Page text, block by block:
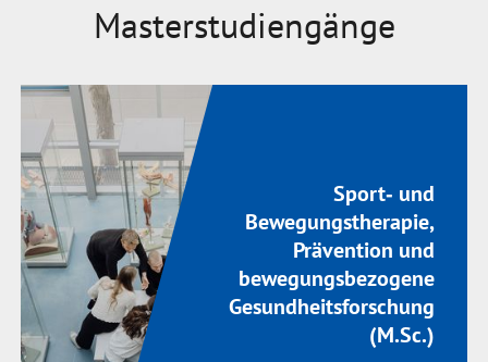
Masterstudiengänge
Sport‐ und
Bewegungstherapie,
Prävention und
bewegungsbezogene
Gesundheitsforschung
(M.Sc.)